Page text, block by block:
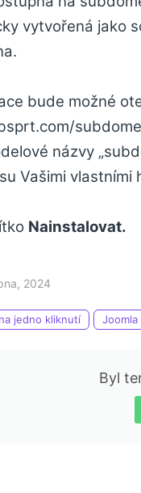
vytvořená jako
bude možné
názvy
Vašimi vlastními
Nainstalovat.
2024
jedno kliknutí Joomla
Byl